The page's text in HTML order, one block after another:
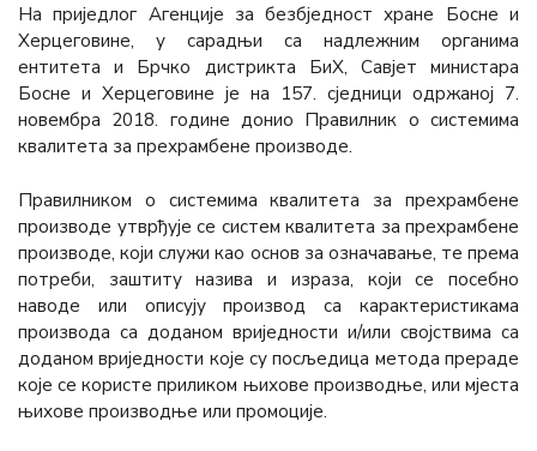
На приједлог Агенције за безбједност хране Босне и
Херцеговине, у сарадњи са надлежним органима
ентитета и Брчко дистрикта БиХ, Савјет министара
Босне и Херцеговине је на 157. сједници одржаној 7.
новембра 2018. године донио Правилник о системима
квалитета за прехрамбене производе.
Правилником о системима квалитета за прехрамбене
производе утврђује се систем квалитета за прехрамбене
производе, који служи као основ за означавање, те према
потреби, заштиту назива и израза, који се посебно
наводе или описују производ са карактеристикама
производа са доданом вриједности и/или својствима са
доданом вриједности које су посљедица метода прераде
које се користе приликом њихове производње, или мјеста
њихове производње или промоције.